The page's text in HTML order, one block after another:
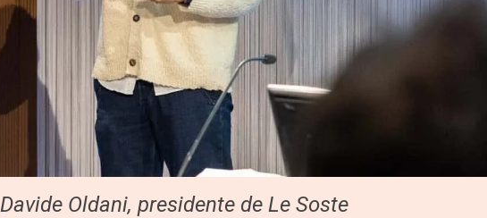
Davide Oldani, presidente de Le Soste